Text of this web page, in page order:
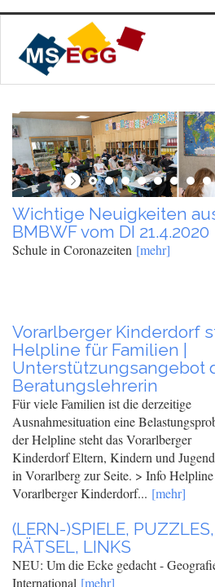
Wichtige Neuigkeiten
BMBWF vom DI 21.4.2020
Schule in Coronazeiten [mehr]
Vorarlberger Kinderdorf
Helpline für Familien |
Unterstützungsangebot
Beratungslehrerin
Für viele Familien ist die derzeitige
Ausnahmesituation eine
der Helpline steht das Vorarlberger
Kinderdorf Eltern, Kindern und
in Vorarlberg zur Seite. > Info Helpline
Vorarlberger Kinderdorf... [mehr]
(LERN-)SPIELE,
RÄTSEL, LINKS
NEU: Um die Ecke gedacht -
International [mehr]